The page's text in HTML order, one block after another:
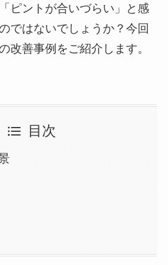
ピントが合いづらい」と感
ではないでしょうか？今回
改善事例をご紹介します。
目次